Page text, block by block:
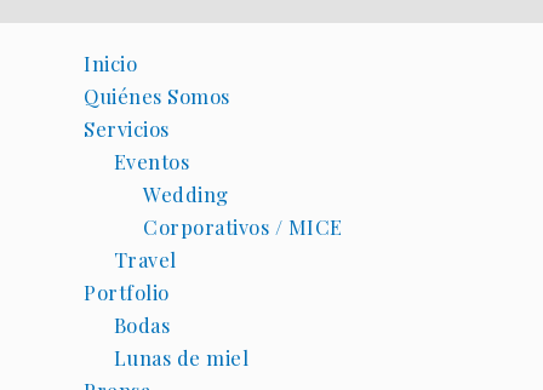
Inicio
Quiénes Somos
Servicios
Eventos
Wedding
Corporativos / MICE
Travel
Portfolio
Bodas
Lunas de miel